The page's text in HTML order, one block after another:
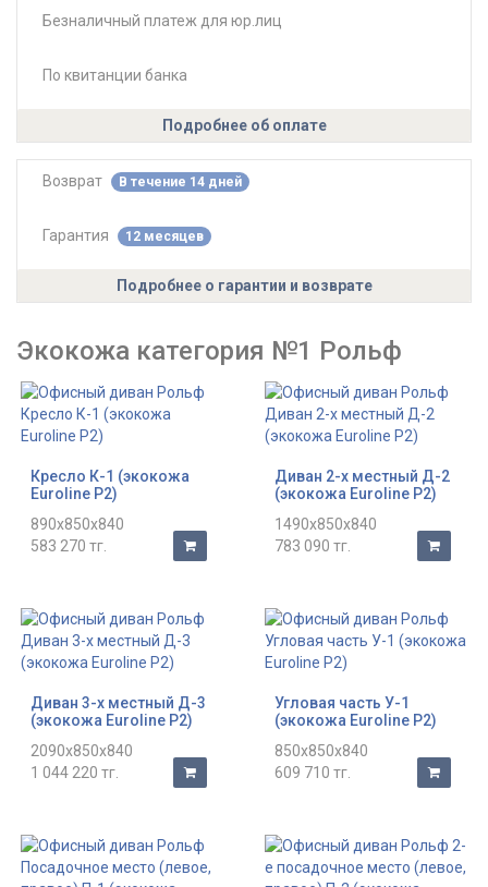
подушки сиденья несъемные с декоративными
высота сиденья 450 мм
комплектуется металлическими опорами Н=120 мм.
Безналичный платеж для юр.лиц
По квитанции банка
Подробнее об оплате
Возврат В течение 14 дней
Гарантия 12 месяцев
Подробнее о гарантии и возврате
Экокожа категория №1 Рольф
Кресло К-1 (экокожа
Euroline P2)
890x850x840
583 270 тг.
Диван 2-х местный Д-2
(экокожа Euroline P2)
1490x850x840
783 090 тг.
Диван 3-х местный Д-3
(экокожа Euroline P2)
2090x850x840
1 044 220 тг.
Угловая часть У-1
(экокожа Euroline P2)
850x850x840
609 710 тг.